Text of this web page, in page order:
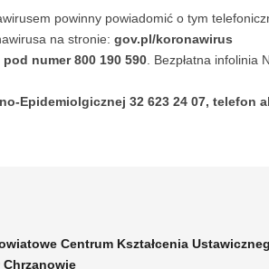
powinny powiadomić o tym
na stronie: gov.pl/koronawirus
numer 800 190 590. Bezpłatna infolinia
Epidemiolgicznej 32 623 24 07, telefon
Centrum Kształcenia
Chrzanowie